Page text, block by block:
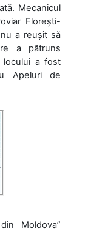
Mecanicul
Florești-
a reușit să
a pătruns
locului a fost
Apeluri de
Moldova”